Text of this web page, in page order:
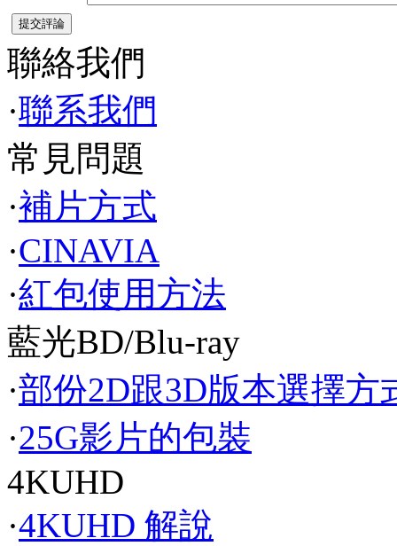
聯絡我們
·聯系我們
常見問題
·補片方式
·CINAVIA
·紅包使用方法
藍光BD/Blu-ray
·部份2D跟3D版本選擇方
·25G影片的包裝
4KUHD
·4KUHD 解說